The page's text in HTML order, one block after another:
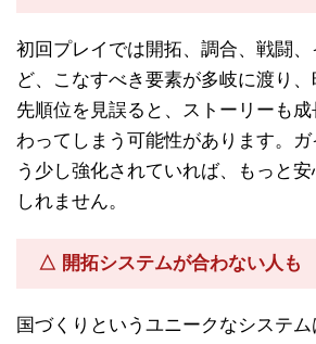
初回プレイでは開拓、調合、戦闘
ど、こなすべき要素が多岐に渡り
先順位を見誤ると、ストーリーも
わってしまう可能性があります。
う少し強化されていれば、もっと
しれません。
△ 開拓システムが合わない人も
国づくりというユニークなシステ